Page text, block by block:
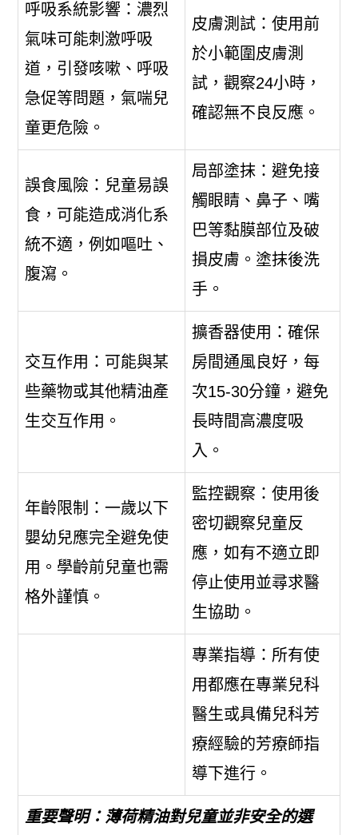
呼吸系統影響：濃烈
氣味可能刺激呼吸
道，引發咳嗽、呼吸
急促等問題，氣喘兒
童更危險。
皮膚測試：使用前
於小範圍皮膚測
試，觀察24小時，
確認無不良反應。
誤食風險：兒童易誤
食，可能造成消化系
統不適，例如嘔吐、
腹瀉。
局部塗抹：避免接
觸眼睛、鼻子、嘴
巴等黏膜部位及破
損皮膚。塗抹後洗
手。
交互作用：可能與某
些藥物或其他精油產
生交互作用。
擴香器使用：確保
房間通風良好，每
次15-30分鐘，避免
長時間高濃度吸
入。
年齡限制：一歲以下
嬰幼兒應完全避免使
用。學齡前兒童也需
格外謹慎。
監控觀察：使用後
密切觀察兒童反
應，如有不適立即
停止使用並尋求醫
生協助。
專業指導：所有使
用都應在專業兒科
醫生或具備兒科芳
療經驗的芳療師指
導下進行。
重要聲明：薄荷精油對兒童並非安全的選